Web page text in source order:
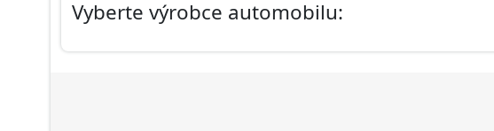
Vyberte výrobce automobilu: